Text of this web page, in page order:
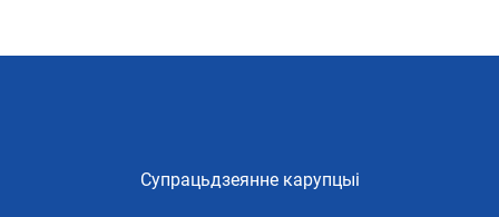
Супрацьдзеянне карупцыі